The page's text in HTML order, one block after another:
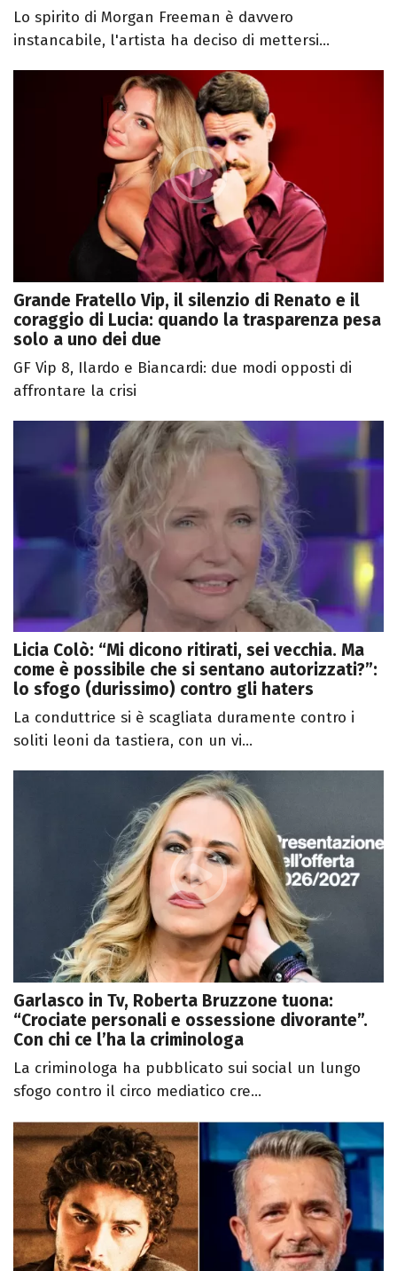
Lo spirito di Morgan Freeman è davvero
instancabile, l'artista ha deciso di mettersi...
Grande Fratello Vip, il silenzio di Renato e il
coraggio di Lucia: quando la trasparenza pesa
solo a uno dei due
GF Vip 8, Ilardo e Biancardi: due modi opposti di
affrontare la crisi
Licia Colò: “Mi dicono ritirati, sei vecchia. Ma
come è possibile che si sentano autorizzati?”:
lo sfogo (durissimo) contro gli haters
La conduttrice si è scagliata duramente contro i
soliti leoni da tastiera, con un vi...
Garlasco in Tv, Roberta Bruzzone tuona:
“Crociate personali e ossessione divorante”.
Con chi ce l’ha la criminologa
La criminologa ha pubblicato sui social un lungo
sfogo contro il circo mediatico cre...